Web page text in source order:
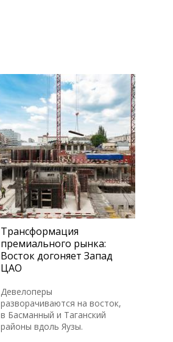
Трансформация
премиального рынка:
Восток догоняет Запад
ЦАО
Девелоперы
разворачиваются на восток,
в Басманный и Таганский
районы вдоль Яузы.